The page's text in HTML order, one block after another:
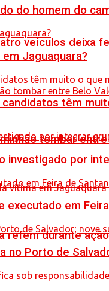
veículos deixa
tombar
durante
do homem do
Jaguaquara?
têm
investigado por
em
no Porto de